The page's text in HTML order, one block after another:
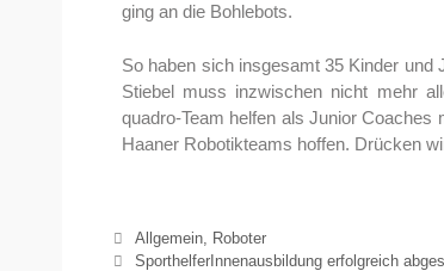
ging an die Bohlebots.
So haben sich insgesamt 35 Kinder und
Stiebel muss inzwischen nicht mehr
quadro-Team helfen als Junior
Haaner Robotikteams hoffen. Drücken
Allgemein, Roboter
SporthelferInnenausbildung erfolgreich